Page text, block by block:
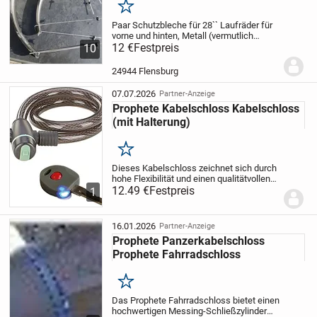
10
Merken
Paar Schutzbleche für 28`` Laufräder für
vorne und hinten, Metall (vermutlich
Aluminium?) inkl. Aufhängestangen und
Schrauben, anthrazit, Breite ca. 54 mm,
zusammen 12,- Aluminium
Gepäckträger...
12 €Festpreis
24944 Flensburg
1
07.07.2026 Partner-Anzeige
Prophete Kabelschloss Kabelschloss
(mit Halterung)
Merken
Dieses Kabelschloss zeichnet sich durch
hohe Flexibilität und einen qualitätvollen
Messing-Schließzylinder mit Schutzkappe
aus. Das Schloss hat eine Länge von 65
12.49 €Festpreis
16.01.2026 Partner-Anzeige
Prophete Panzerkabelschloss
Prophete Fahrradschloss
Merken
Das Prophete Fahrradschloss bietet einen
hochwertigen Messing-Schließzylinder